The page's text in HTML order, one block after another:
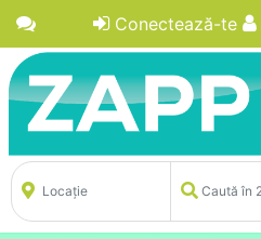
Conectează-te